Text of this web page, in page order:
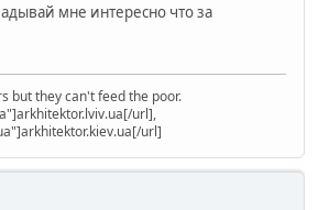
мне интересно что за
but they can't feed the poor.
url],
url]